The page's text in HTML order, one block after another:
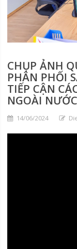
CHỤP ẢNH
PHÂN PHỐI
TIẾP CẬN
NGOÀI NƯỚC
14/06/2024